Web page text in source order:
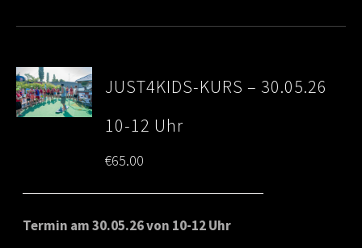
JUST4KIDS-KURS – 30.05.26
10-12 Uhr
€65.00
Termin am 30.05.26 von 10-12 Uhr